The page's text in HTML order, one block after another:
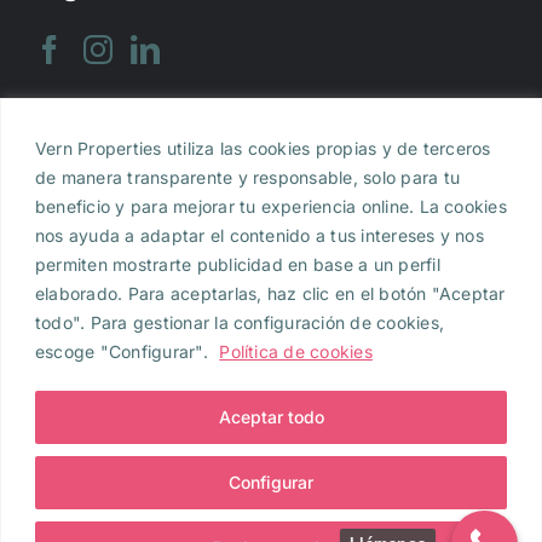
Vern Properties utiliza las cookies propias y de terceros
de manera transparente y responsable, solo para tu
beneficio y para mejorar tu experiencia online. La cookies
nos ayuda a adaptar el contenido a tus intereses y nos
permiten mostrarte publicidad en base a un perfil
elaborado. Para aceptarlas, haz clic en el botón "Aceptar
todo". Para gestionar la configuración de cookies,
escoge "Configurar".
Política de cookies
Configurar
Aceptar todo
Aviso legal|Política de Privacidad| Política de
Cookies
Vern Properties, S.L., inscrita en el Registro
Mercantil de Barcelona al Tomo 47.622, Folio 148,
Hoja B-557.390, Inscripción 1. NIF B-2980639 e y con
domicilio en Calle Muntaner de Barcelona, 354, 4º
puedes
2024. Todos los derechos reservados.